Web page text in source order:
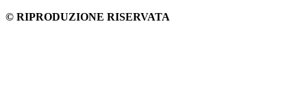
© RIPRODUZIONE RISERVATA